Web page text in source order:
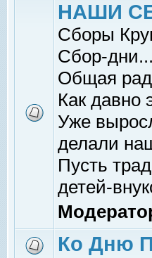
НАШИ
Сборы
Сбор-дни...
Общая
Как давно
Уже
делали
Пусть
детей-
Ко Дню